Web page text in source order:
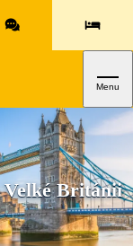
Menu
Velké Británii